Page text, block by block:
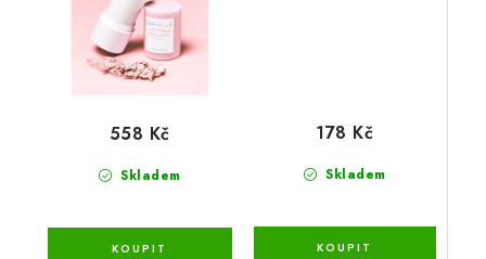
Skladem
558 Kč
Skladem
178 Kč